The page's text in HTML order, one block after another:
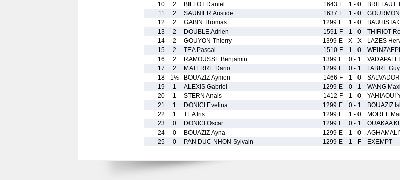
10
2 BILLOT Daniel 1643 F 1 - 0 BRIFFAUT
11
2 SAUNIER Aristide 1637 F 1 - 0
12
2 GABIN Thomas 1299 E 1 - 0 BAUTISTA
13
2 DOUBLE Adrien 1591 F 1 - 0 THIRIOT
14
2 GOUYON Thierry 1399 E X - X LAZES
15
2 TEA Pascal 1510 F 1 - 0
16
2 RAMOUSSE Benjamin 1399 E 0 - 1
17
2 MATERRE Dario 1299 E 0 - 1 FABRE Guy
18
1½ BOUAZIZ Aymen 1466 F 1 - 0
19
1 ALEXIS Gabriel 1299 E 0 - 1 WANG
20
1 STERN Anais 1412 F 1 - 0 YAHIAOUI
21
1 DONICI Evelina 1299 E 0 - 1 BOUAZIZ
22
1 TEA Iris 1299 E 1 - 0 MOREL
23
0 DONICI Oscar 1299 E 0 - 1 OUAKAA
24
0 BOUAZIZ Ayna 1299 E 1 - 0
25
0 PAN DUC NHON Sylvain 1299 E 1 - F EXEMPT